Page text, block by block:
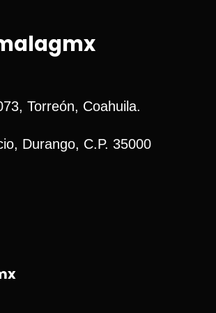
Torreón, Coahuila.
Durango, C.P. 35000